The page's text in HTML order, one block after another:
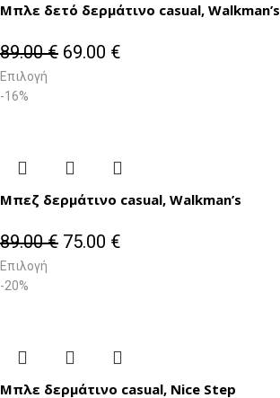
Μπλε δετό δερμάτινο casual, Walkman’s
89.00€ 69.00 €
Επιλογή
-16%
Μπεζ δερμάτινο casual, Walkman’s
89.00€ 75.00 €
Επιλογή
-20%
Μπλε δερμάτινο casual, Nice Step